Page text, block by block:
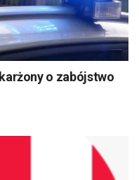
o zabójstwo